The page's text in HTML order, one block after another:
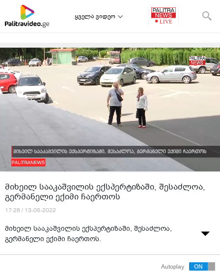
ყველა ვიდეო
მიხეილ სააკაშვილის ექსპერტიზაში, შესაძლოა,
გერმანელი ექიმი ჩაერთოს
17:28 / 13-06-2022
მიხეილ სააკაშვილის ექსპერტიზაში, შესაძლოა,
გერმანელი ექიმი ჩაერთოს.
Autoplay